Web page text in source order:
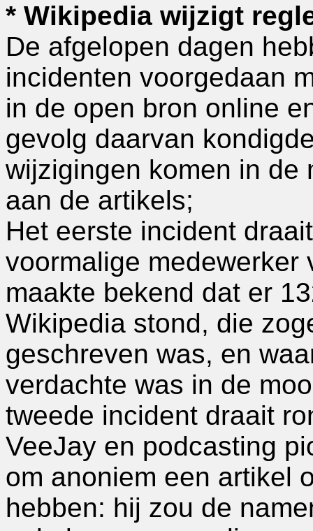
* Wikipedia wijzigt
De afgelopen dagen
incidenten voorgedaan
in de open bron online
gevolg daarvan
wijzigingen komen in de
aan de artikels;
Het eerste incident
voormalige medewerker
maakte bekend dat er
Wikipedia stond, die
geschreven was, en
verdachte was in de
tweede incident draait
VeeJay en podcasting
om anoniem een artikel
hebben: hij zou de